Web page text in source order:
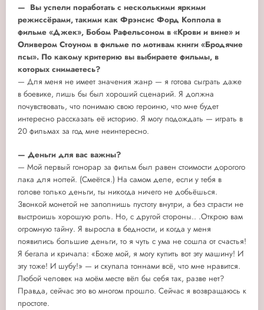
— Вы успели поработать с несколькими яркими
режиссёрами, такими как Фрэнсис Форд Коппола в
фильме «Джек», Бобом Рафельсоном в «Крови и вине» и
Оливером Стоуном в фильме по мотивам книги «Бродячие
псы». По какому критерию вы выбираете фильмы, в
которых снимаетесь?
— Для меня не имеет значения жанр — я готова сыграть даже
в боевике, лишь бы был хороший сценарий. Я должна
почувствовать, что понимаю свою героиню, что мне будет
интересно рассказать её историю. Я могу подождать — играть в
20 фильмах за год мне неинтересно.
— Деньги для вас важны?
— Мой первый гонорар за фильм был равен стоимости дорогого
лака для ногтей. (Смеётся.) На самом деле, если у тебя в
голове только деньги, ты никогда ничего не добьёшься.
Звонкой монетой не заполнишь пустоту внутри, а без страсти не
выстроишь хорошую роль. Но, с другой стороны.. .Открою вам
огромную тайну. Я выросла в бедности, и когда у меня
появились большие деньги, то я чуть с ума не сошла от счастья!
Я бегала и кричала: «Боже мой, я могу купить вот эту машину! И
эту тоже! И шубу!» — и скупала тоннами всё, что мне нравится.
Любой человек на моём месте вёл бы себя так, разве нет?
Правда, сейчас это во многом прошло. Сейчас я возвращаюсь к
простоте.